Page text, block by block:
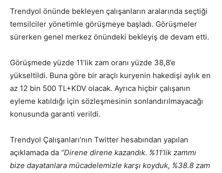
Trendyol önünde bekleyen çalışanların aralarında seçtiği
temsilciler yönetimle görüşmeye başladı. Görüşmeler
sürerken genel merkez önündeki bekleyiş de devam etti.
Görüşmede yüzde 11’lik zam oranı yüzde 38,8’e
yükseltildi. Buna göre bir araçlı kuryenin hakedişi aylık en
az 12 bin 500 TL+KDV olacak. Ayrıca hiçbir çalışanın
eyleme katıldığı için sözleşmesinin sonlandırılmayacağı
konusunda garanti verildi.
Trendyol Çalışanları’nın Twitter hesabından yapılan
açıklamada da “Direne direne kazandık. %11’lik zammı
bize dayatanlara mücadelemizle karşı koyduk, %38.8 zam